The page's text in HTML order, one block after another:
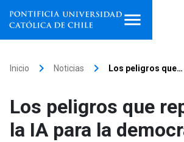
Facultades, escuelas e
institutos
Inicio keyboard_arrow_right Noticias keyboard_arrow_right Los peligros que…
Los peligros que
la IA para la